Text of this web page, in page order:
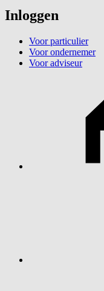
Inloggen
Voor particulier
Voor ondernemer
Voor adviseur